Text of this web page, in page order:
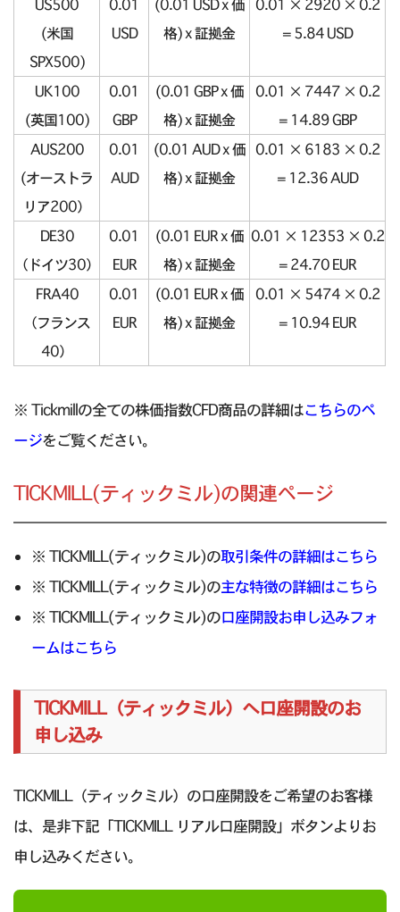
US500
(米国
SPX500)
0.01
USD
(0.01 USD x 価
格) x 証拠金
0.01 × 2920 × 0.2
= 5.84 USD
UK100
(英国100)
0.01
GBP
(0.01 GBP x 価
格) x 証拠金
0.01 × 7447 × 0.2
= 14.89 GBP
AUS200
(オーストラ
リア200）
0.01
AUD
(0.01 AUD x 価
格) x 証拠金
0.01 × 6183 × 0.2
= 12.36 AUD
DE30
（ドイツ30）
0.01
EUR
(0.01 EUR x 価
格) x 証拠金
0.01 × 12353 × 0.2
= 24.70 EUR
FRA40
（フランス
40）
0.01
EUR
(0.01 EUR x 価
格) x 証拠金
0.01 × 5474 × 0.2
= 10.94 EUR
※ Tickmillの全ての株価指数CFD商品の詳細はこちらのペ
ージをご覧ください。
TICKMILL(ティックミル)の関連ページ
※ TICKMILL(ティックミル)の取引条件の詳細はこちら
※ TICKMILL(ティックミル)の主な特徴の詳細はこちら
※ TICKMILL(ティックミル)の口座開設お申し込みフォ
ームはこちら
TICKMILL（ティックミル）へ口座開設のお
申し込み
TICKMILL（ティックミル）の口座開設をご希望のお客様
は、是非下記「TICKMILL リアル口座開設」ボタンよりお
申し込みください。